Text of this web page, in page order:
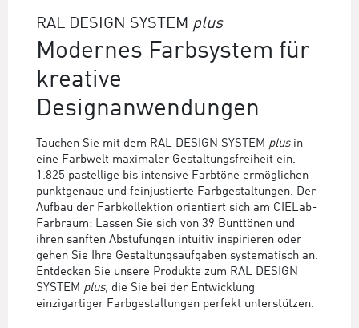
RAL DESIGN SYSTEM plus
Modernes Farbsystem für
kreative
Designanwendungen
Tauchen Sie mit dem RAL DESIGN SYSTEM plusin
eine Farbwelt maximaler Gestaltungsfreiheit ein.
1.825 pastellige bis intensive Farbtöne ermöglichen
punktgenaue und feinjustierte Farbgestaltungen. Der
Aufbau der Farbkollektion orientiert sich am CIELab-
Farbraum: Lassen Sie sich von 39 Bunttönen und
ihren sanften Abstufungen intuitiv inspirieren oder
gehen Sie Ihre Gestaltungsaufgaben systematisch an.
Entdecken Sie unsere Produkte zum RAL DESIGN
SYSTEM plus, die Sie bei der Entwicklung
einzigartiger Farbgestaltungen perfekt unterstützen.